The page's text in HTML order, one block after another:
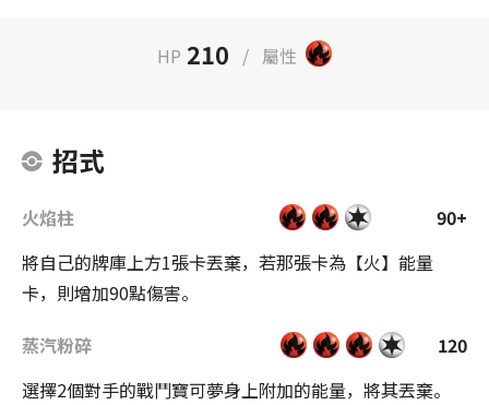
HP 210 / 屬性
招式
火焰柱
90+
將自己的牌庫上方1張卡丟棄，若那張卡為【火】能量
卡，則增加90點傷害。
蒸汽粉碎
120
選擇2個對手的戰鬥寶可夢身上附加的能量，將其丟棄。